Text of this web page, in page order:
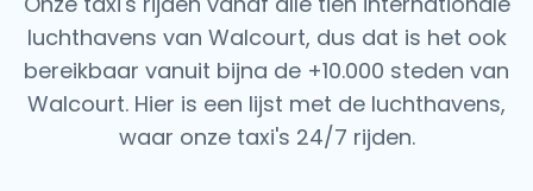
luchthavens van Walcourt, dus dat is het ook
bereikbaar vanuit bijna de +10.000 steden van
Walcourt. Hier is een lijst met de luchthavens,
waar onze taxi's 24/7 rijden.